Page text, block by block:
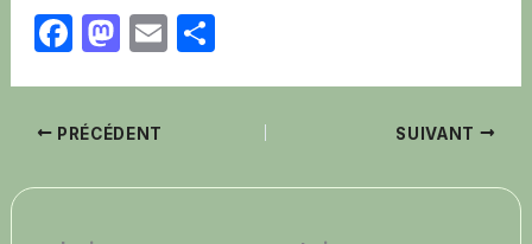
F
e
b
M
o
d
E P
er
PRÉCÉDENT SUIVANT